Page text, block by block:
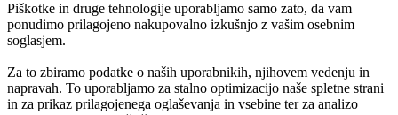
Piškotke in druge tehnologije uporabljamo samo zato, da vam
ponudimo prilagojeno nakupovalno izkušnjo z vašim osebnim
soglasjem.
Za to zbiramo podatke o naših uporabnikih, njihovem vedenju in
napravah. To uporabljamo za stalno optimizacijo naše spletne strani
in za prikaz prilagojenega oglaševanja in vsebine ter za analizo